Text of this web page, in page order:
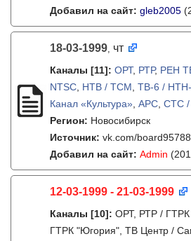
Добавил на сайт: gleb2005
18-03-1999, чт
Каналы [11]: ОРТ, РТР, РЕН
NTSC НТВ / ТСМ ТВ-6 /
Канал «Культура» АРС СТС /
Регион: Новосибирск
Источник: vk.com/
Добавил на сайт: Admin
12-03-1999 - 21-03-1999
Каналы [10]: ОРТ, РТР / ГТРК
ГТРК "Югория", ТВ Центр /